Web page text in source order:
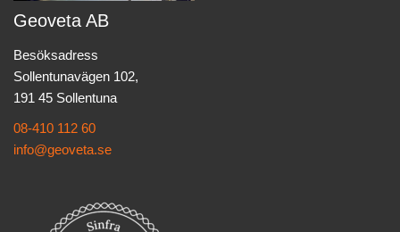
Geoveta AB
Besöksadress
Sollentunavägen 102,
191 45 Sollentuna
08-410 112 60
info@geoveta.se